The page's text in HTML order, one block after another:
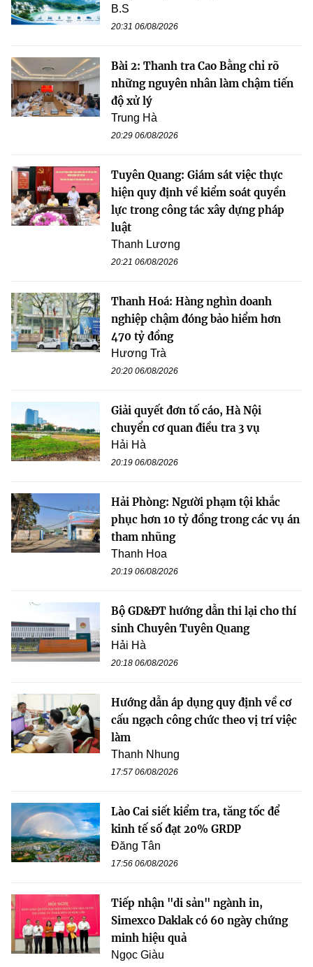
B.S
20:31 06/08/2026
Bài 2: Thanh tra Cao Bằng chỉ rõ
những nguyên nhân làm chậm tiến
độ xử lý
Trung Hà
20:29 06/08/2026
Tuyên Quang: Giám sát việc thực
hiện quy định về kiểm soát quyền
lực trong công tác xây dựng pháp
luật
Thanh Lương
20:21 06/08/2026
Thanh Hoá: Hàng nghìn doanh
nghiệp chậm đóng bảo hiểm hơn
470 tỷ đồng
Hương Trà
20:20 06/08/2026
Giải quyết đơn tố cáo, Hà Nội
chuyển cơ quan điều tra 3 vụ
Hải Hà
20:19 06/08/2026
Hải Phòng: Người phạm tội khắc
phục hơn 10 tỷ đồng trong các vụ án
tham nhũng
Thanh Hoa
20:19 06/08/2026
Bộ GD&ĐT hướng dẫn thi lại cho thí
sinh Chuyên Tuyên Quang
Hải Hà
20:18 06/08/2026
Hướng dẫn áp dụng quy định về cơ
cấu ngạch công chức theo vị trí việc
làm
Thanh Nhung
17:57 06/08/2026
Lào Cai siết kiểm tra, tăng tốc để
kinh tế số đạt 20% GRDP
Đăng Tân
17:56 06/08/2026
Tiếp nhận "di sản" ngành in,
Simexco Daklak có 60 ngày chứng
minh hiệu quả
Ngọc Giàu